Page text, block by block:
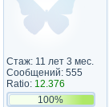
Стаж: 11 лет 3 мес.
Сообщений: 555
Ratio: 12.376
100%